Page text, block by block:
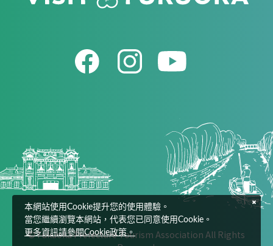
© Fukuoka Prefecture Tourism Association All Rights
本網站使用Cookie提升您的使用體驗。
當您繼續瀏覽本網站，代表您已同意使用Cookie。
更多資訊請參閱Cookie政策。